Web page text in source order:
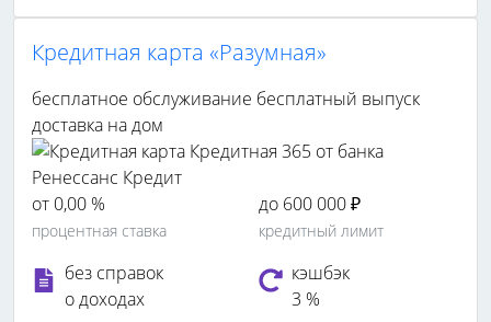
Кредитная карта «Разумная»
бесплатное обслуживание бесплатный выпуск
доставка на дом
от 0,00 %
процентная ставка
до 600 000 ₽
кредитный лимит
без справок
о доходах
кэшбэк
3 %